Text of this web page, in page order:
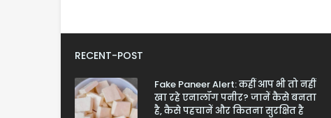
RECENT-POST
Fake Paneer Alert: कहीं आप भी तो नहीं
खा रहे एनालॉग पनीर? जानें कैसे बनता
है, कैसे पहचानें और कितना सुरक्षित है